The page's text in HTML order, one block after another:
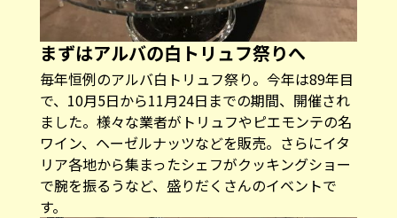
まずはアルバの白トリュフ祭りへ
毎年恒例のアルバ白トリュフ祭り。今年は89年目
で、10月5日から11月24日までの期間、開催され
ました。様々な業者がトリュフやピエモンテの名
ワイン、ヘーゼルナッツなどを販売。さらにイタ
リア各地から集まったシェフがクッキングショー
で腕を振るうなど、盛りだくさんのイベントで
す。